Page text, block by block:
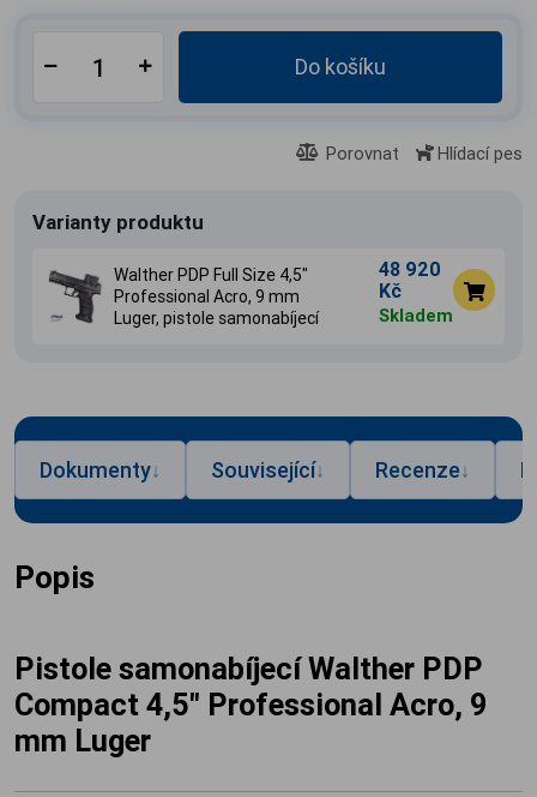
Do košíku
Porovnat Hlídací pes
Varianty produktu
Walther PDP Full Size 4,5"
Professional Acro, 9 mm
Luger, pistole samonabíjecí
48 920
Kč
Skladem
Dokumenty↓ Související↓ Recenze↓
Popis
Pistole samonabíjecí Walther PDP
Compact 4,5" Professional Acro, 9
mm Luger